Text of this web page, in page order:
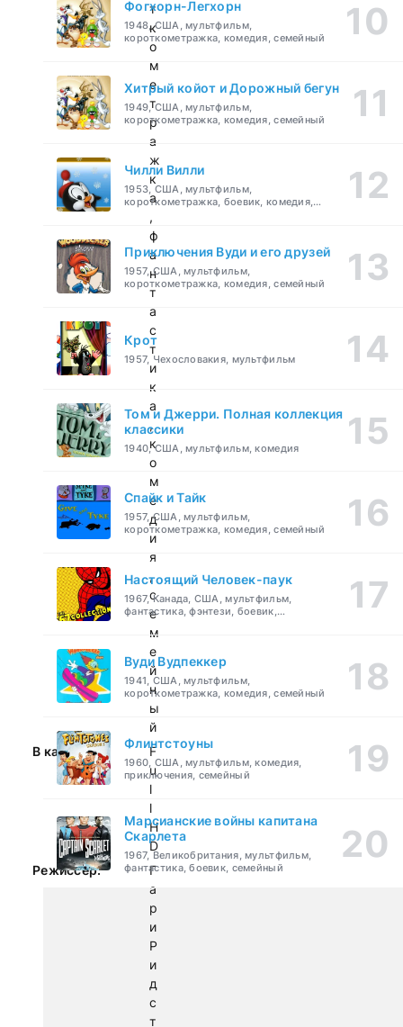
т
к
о
м
е
т
р
а
ж
к
а
,
ф
а
н
т
а
с
т
и
к
а
,
к
о
м
е
д
и
я
,
с
е
м
е
й
н
ы
й
В качестве:
F
u
l
l
H
D
Режиссер:
Г
а
р
и
Р
и
д
с
т
Фогхорн-Легхорн
1948, США, мультфильм,
короткометражка, комедия, семейный
Хитрый койот и Дорожный бегун
1949, США, мультфильм,
короткометражка, комедия, семейный
Чилли Вилли
1953, США, мультфильм,
короткометражка, боевик, комедия,
Приключения Вуди и его друзей
1957, США, мультфильм,
короткометражка, комедия, семейный
Крот
1957, Чехословакия, мультфильм
Том и Джерри. Полная коллекция
классики
1940, США, мультфильм, комедия
Спайк и Тайк
1957, США, мультфильм,
короткометражка, комедия, семейный
Настоящий Человек-паук
1967, Канада, США, мультфильм,
фантастика, фэнтези, боевик,
приключения, семейный
Вуди Вудпеккер
1941, США, мультфильм,
короткометражка, комедия, семейный
Флинтстоуны
1960, США, мультфильм, комедия,
приключения, семейный
Марсианские войны капитана
Скарлета
1967, Великобритания, мультфильм,
фантастика, боевик, семейный